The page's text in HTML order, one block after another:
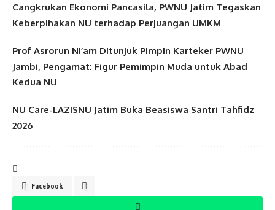
Cangkrukan Ekonomi Pancasila, PWNU Jatim Tegaskan
Keberpihakan NU terhadap Perjuangan UMKM
Prof Asrorun Ni’am Ditunjuk Pimpin Karteker PWNU
Jambi, Pengamat: Figur Pemimpin Muda untuk Abad
Kedua NU
NU Care-LAZISNU Jatim Buka Beasiswa Santri Tahfidz
2026
Facebook